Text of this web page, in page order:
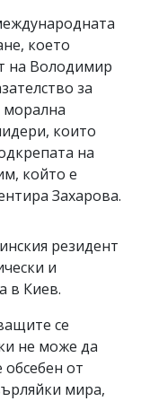
което
на Володимир
за
морална
които
на
който е
Захарова.
резидент
и
в Киев.
се
не може да
обсебен от
мира,